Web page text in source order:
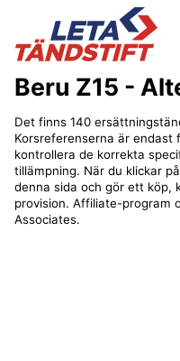
Beru Z15 -
Det finns 140
Korsreferenserna är endast
kontrollera de korrekta
tillämpning. När du klickar
denna sida och gör ett köp,
provision. Affiliate-program
Associates.